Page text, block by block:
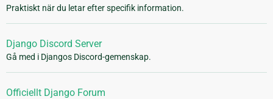
Praktiskt när du letar efter specifik information.
Django Discord Server
Gå med i Djangos Discord-gemenskap.
Officiellt Django Forum